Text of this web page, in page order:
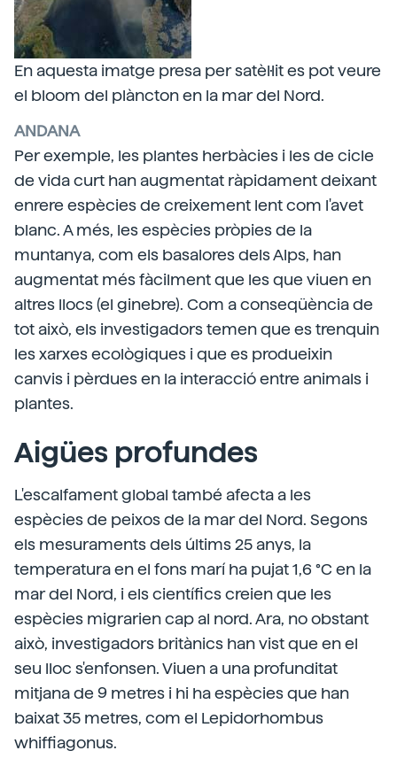
En aquesta imatge presa per satèl·lit es pot veure
el bloom del plàncton en la mar del Nord.
ANDANA
Per exemple, les plantes herbàcies i les de cicle
de vida curt han augmentat ràpidament deixant
enrere espècies de creixement lent com l'avet
blanc. A més, les espècies pròpies de la
muntanya, com els basalores dels Alps, han
augmentat més fàcilment que les que viuen en
altres llocs (el ginebre). Com a conseqüència de
tot això, els investigadors temen que es trenquin
les xarxes ecològiques i que es produeixin
canvis i pèrdues en la interacció entre animals i
plantes.
Aigües profundes
L'escalfament global també afecta a les
espècies de peixos de la mar del Nord. Segons
els mesuraments dels últims 25 anys, la
temperatura en el fons marí ha pujat 1,6 °C en la
mar del Nord, i els científics creien que les
espècies migrarien cap al nord. Ara, no obstant
això, investigadors britànics han vist que en el
seu lloc s'enfonsen. Viuen a una profunditat
mitjana de 9 metres i hi ha espècies que han
baixat 35 metres, com el Lepidorhombus
whiffiagonus.